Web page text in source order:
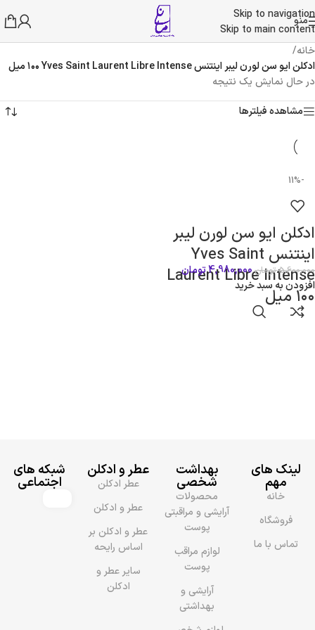
Skip to navigation
Skip to main content
منو
خانه/
ادکلن ایو سن لورن لیبر اینتنس Yves Saint Laurent Libre Intense ١٠٠ میل
در حال نمایش یک نتیجه
مشاهده فیلترها
-11%
ادکلن ایو سن لورن لیبر
اینتنس Yves Saint
Laurent Libre Intense
١٠٠ میل
5,600,000تومان4,980,000تومان
افزودن به سبد خرید
لینک های
مهم
خانه
فروشگاه
تماس با ما
بهداشت
شخصی
محصولات
آرایشی و مراقبتی
پوست
لوازم مراقب
پوست
آرایشی و
بهداشتی
عطر و ادکلن
عطر ادکلن
عطر و ادکلن
عطر و ادکلن بر
اساس رایحه
سایر عطر و
ادکلن
شبکه های
اجتماعی